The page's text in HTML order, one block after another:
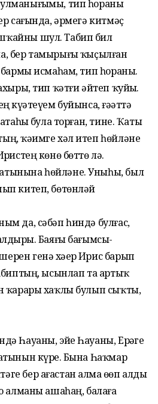
тип һораны
сағында, әрмегә китмәҫ
шул. Табип бил
бер тамырығыҙ ҡыҫылған
бармы исмаһам, тип һораны.
тип ҡәтғи әйтеп ҡуйҙы.
күҙәтеүем буйынса, ғәҙәттә
була торған, тине. Ҡаты
ҡәҙимге хәл итеп һөйләне
көнө бөттө лә.
һөйләне. Уныһы, был
китеп, бөтөнләй
да, сәбәп һиндә булғас,
Баяғы бағымсы-
генә хәҙер Иҙрис барып
ысынлап та артыҡ
ҡарары хаҡлы булып сыҡты,
Һауаны, эйе Һауаны, Ерҙәге
күрҙе. Бына Һаҡмар
бер ағастан алма өҙөп алды
алманы ашаһаң, балаға